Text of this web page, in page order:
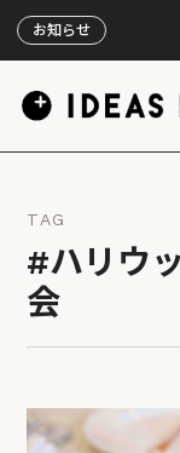
お知らせ 【特
TAG
#ハリウ
会